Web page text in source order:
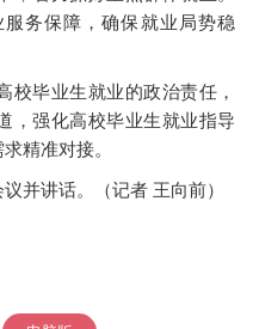
务保障，确保就业局势稳
毕业生就业的政治责任，
，强化高校毕业生就业指导
精准对接。
讲话。（记者 王向前）